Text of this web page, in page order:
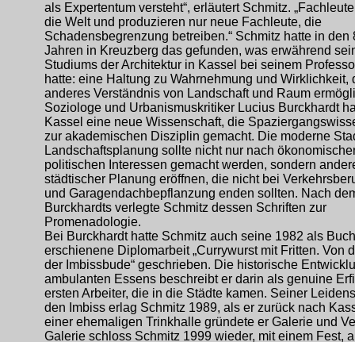
als Expertentum versteht“, erläutert Schmitz.
die Welt und produzieren nur neue Fachleute, die
Schadensbegrenzung betreiben.“ Schmitz hatte in den
Jahren in Kreuzberg das gefunden, was erwährend
Studiums der Architektur in Kassel bei seinem
hatte: eine Haltung zu Wahrnehmung und Wirklichkeit,
anderes Verständnis von Landschaft und Raum
Soziologe und Urbanismuskritiker Lucius Burckhardt
Kassel eine neue Wissenschaft, die
zur akademischen Disziplin gemacht. Die moderne
Landschaftsplanung sollte nicht nur nach
politischen Interessen gemacht werden, sondern
städtischer Planung eröffnen, die nicht bei
und Garagendachbepflanzung enden sollten. Nach
Burckhardts verlegte Schmitz dessen Schriften zur
Promenadologie.
Bei Burckhardt hatte Schmitz auch seine 1982 als Buch
erschienene Diplomarbeit „Currywurst mit Fritten. Von
der Imbissbude“ geschrieben. Die historische
ambulanten Essens beschreibt er darin als genuine
ersten Arbeiter, die in die Städte kamen. Seiner
den Imbiss erlag Schmitz 1989, als er zurück nach
einer ehemaligen Trinkhalle gründete er Galerie und
Galerie schloss Schmitz 1999 wieder, mit einem Fest,